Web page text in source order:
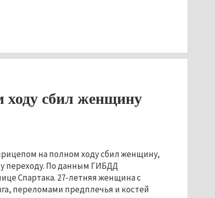
сбил женщину
на полном ходу сбил женщину,
переходу. По данным ГИБДД
Спартака. 27-летняя женщина с
переломами предплечья и костей